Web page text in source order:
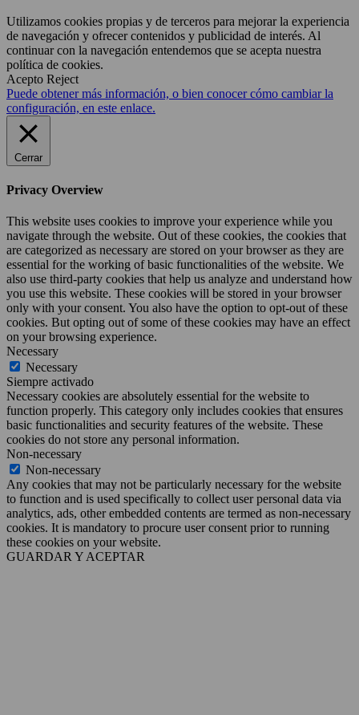
Utilizamos cookies propias y de terceros para mejorar la experiencia
de navegación y ofrecer contenidos y publicidad de interés. Al
continuar con la navegación entendemos que se acepta nuestra
política de cookies.
Acepto Reject
Puede obtener más información, o bien conocer cómo cambiar la
configuración, en este enlace.
Cerrar
Privacy Overview
This website uses cookies to improve your experience while you
navigate through the website. Out of these cookies, the cookies that
are categorized as necessary are stored on your browser as they are
essential for the working of basic functionalities of the website. We
also use third-party cookies that help us analyze and understand how
you use this website. These cookies will be stored in your browser
only with your consent. You also have the option to opt-out of these
cookies. But opting out of some of these cookies may have an effect
on your browsing experience.
Necessary
Necessary
Siempre activado
Necessary cookies are absolutely essential for the website to
function properly. This category only includes cookies that ensures
basic functionalities and security features of the website. These
cookies do not store any personal information.
Non-necessary
Non-necessary
Any cookies that may not be particularly necessary for the website
to function and is used specifically to collect user personal data via
analytics, ads, other embedded contents are termed as non-necessary
cookies. It is mandatory to procure user consent prior to running
these cookies on your website.
GUARDAR Y ACEPTAR